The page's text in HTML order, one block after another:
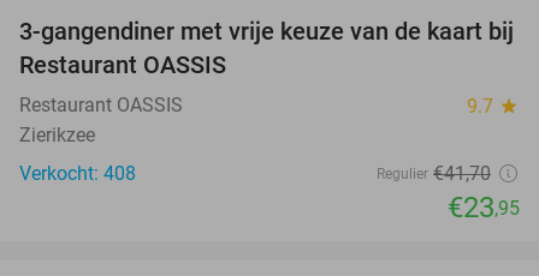
43%
3-gangendiner met vrije keuze van de kaart bij
Restaurant OASSIS
Restaurant OASSIS 9.7 star
Zierikzee
Verkocht: 408
Regulier €41,70
€23,95